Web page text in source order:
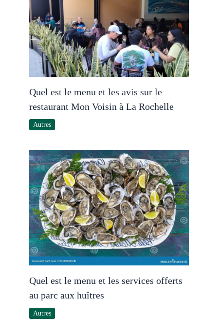
Quel est le menu et les avis sur le
restaurant Mon Voisin à La Rochelle
Autres
Quel est le menu et les services offerts
au parc aux huîtres
Autres